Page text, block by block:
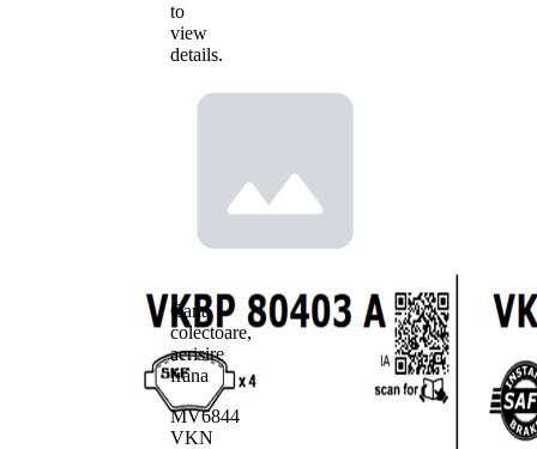
to
view
details.
Cana
colectoare,
aerisire
frana
MV6844
VKN